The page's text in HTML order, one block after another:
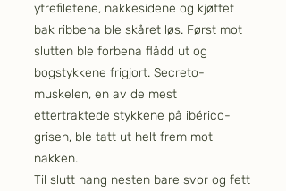
ytrefiletene, nakkesidene og kjøttet
bak ribbena ble skåret løs. Først mot
slutten ble forbena flådd ut og
bogstykkene frigjort. Secreto-
muskelen, en av de mest
ettertraktede stykkene på ibérico-
grisen, ble tatt ut helt frem mot
nakken.
Til slutt hang nesten bare svor og fett